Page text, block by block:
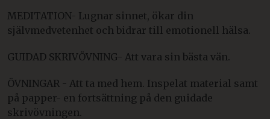
MEDITATION- Lugnar sinnet, ökar din
självmedvetenhet och bidrar till emotionell hälsa.
GUIDAD SKRIVÖVNING- Att vara sin bästa vän.
ÖVNINGAR - Att ta med hem. Inspelat material samt
på papper- en fortsättning på den guidade
skrivövningen.